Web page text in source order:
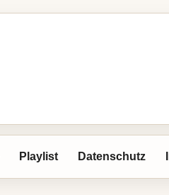
Playlist Datenschutz